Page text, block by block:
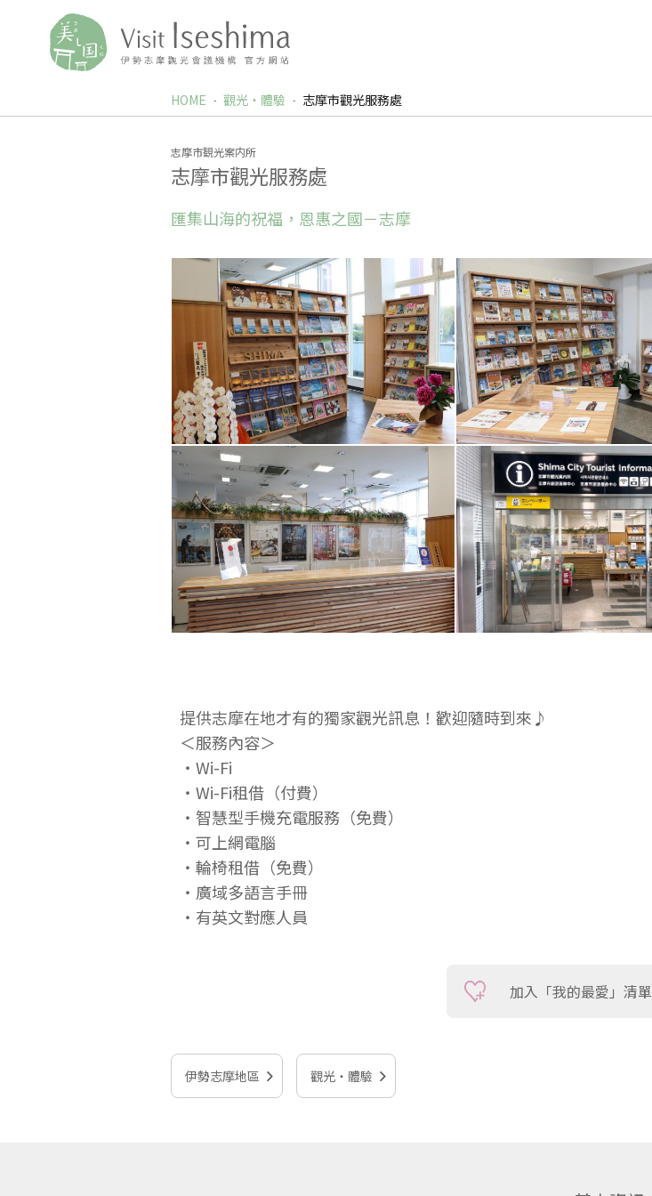
HOME 觀光‧體驗 志摩市觀光服務處
志摩市観光案内所
志摩市觀光服務處
匯集山海的祝福，恩惠之國－志摩
提供志摩在地才有的獨家觀光訊息！歡迎隨時到來♪
＜服務內容＞
・Wi-Fi
・Wi-Fi租借（付費）
・智慧型手機充電服務（免費）
・可上網電腦
・輪椅租借（免費）
・廣域多語言手冊
・有英文對應人員
加入「我的最愛」清單
伊勢志摩地區 觀光‧體驗